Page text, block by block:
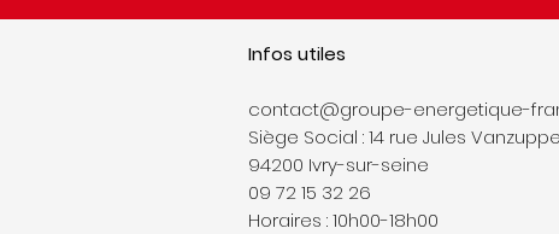
Infos utiles
contact@groupe-energetique-
Siège Social : 14 rue Jules Vanzuppe
94200 Ivry-sur-seine
09 72 15 32 26
Horaires : 10h00-18h00